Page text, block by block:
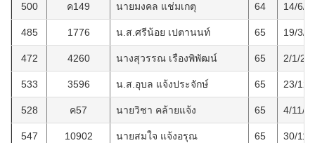
500 ค149 นายมงคล แช่มเกตุ 64 14/6/
485 1776 น.ส.ศรีน้อย เปตานนท์ 65 19/3/
472 4260 นางสุวรรณ เรืองพิพัฒน์ 65 2/1/
533 3596 น.ส.อุบล แจ้งประจักษ์ 65 23/12/
528 ค57 นายวิชา คล้ายแจ้ง 65 4/11/
547 10902 นายสมใจ แจ้งอรุณ 65 30/11/